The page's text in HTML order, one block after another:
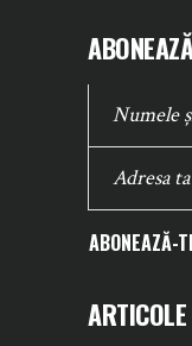
ABONEAZĂ-